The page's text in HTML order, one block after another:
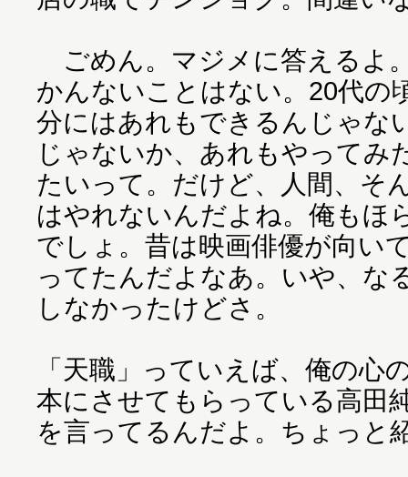
ごめん。マジメに答えるよ
かんないことはない。20代の
分にはあれもできるんじゃな
じゃないか、あれもやってみ
たいって。だけど、人間、そ
はやれないんだよね。俺もほ
でしょ。昔は映画俳優が向い
ってたんだよなあ。いや、な
しなかったけどさ。
「天職」っていえば、俺の心
本にさせてもらっている高田
を言ってるんだよ。ちょっと